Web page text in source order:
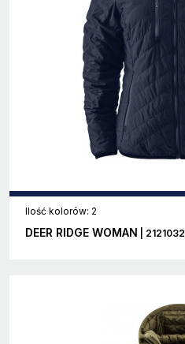
Ilość kolorów: 2
DEER RIDGE WOMAN | 2121032